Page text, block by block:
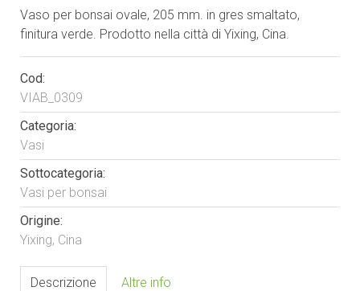
Vaso per bonsai ovale, 205 mm. in gres smaltato,
finitura verde. Prodotto nella città di Yixing, Cina.
Cod:
VIAB_0309
Categoria:
Vasi
Sottocategoria:
Vasi per bonsai
Origine:
Yixing, Cina
Descrizione Altre info